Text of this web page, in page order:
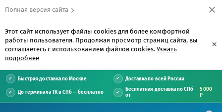
Полная версия сайта
Этот сайт использует файлы cookies для более комфортной
работы пользователя. Продолжая просмотр страниц сайта, вы
соглашаетесь с использованием файлов cookies. Узнать
подробнее
×
Быстрая доставка по Москве Доставка по всей России
До терминала ТК в СПб — бесплатно
Бесплатная доставка по СПб
от
5 000
₽